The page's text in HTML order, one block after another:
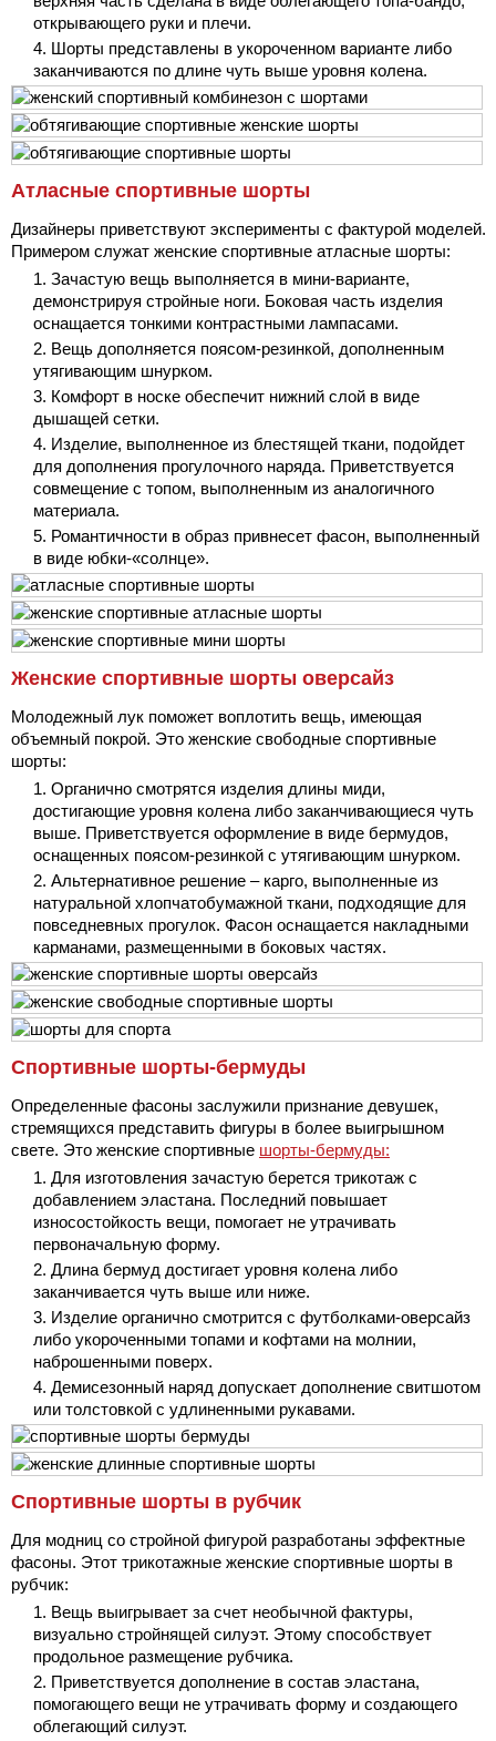
открывающего руки и плечи.
Шорты представлены в укороченном варианте либо
заканчиваются по длине чуть выше уровня колена.
Атласные спортивные шорты
Дизайнеры приветствуют эксперименты с фактурой моделей.
Примером служат женские спортивные атласные шорты:
Зачастую вещь выполняется в мини-варианте,
демонстрируя стройные ноги. Боковая часть изделия
оснащается тонкими контрастными лампасами.
Вещь дополняется поясом-резинкой, дополненным
утягивающим шнурком.
Комфорт в носке обеспечит нижний слой в виде
дышащей сетки.
Изделие, выполненное из блестящей ткани, подойдет
для дополнения прогулочного наряда. Приветствуется
совмещение с топом, выполненным из аналогичного
материала.
Романтичности в образ привнесет фасон, выполненный
в виде юбки-«солнце».
Женские спортивные шорты оверсайз
Молодежный лук поможет воплотить вещь, имеющая
объемный покрой. Это женские свободные спортивные
шорты:
Органично смотрятся изделия длины миди,
достигающие уровня колена либо заканчивающиеся чуть
выше. Приветствуется оформление в виде бермудов,
оснащенных поясом-резинкой с утягивающим шнурком.
Альтернативное решение – карго, выполненные из
натуральной хлопчатобумажной ткани, подходящие для
повседневных прогулок. Фасон оснащается накладными
карманами, размещенными в боковых частях.
Спортивные шорты-бермуды
Определенные фасоны заслужили признание девушек,
стремящихся представить фигуры в более выигрышном
свете. Это женские спортивные шорты-бермуды:
Для изготовления зачастую берется трикотаж с
добавлением эластана. Последний повышает
износостойкость вещи, помогает не утрачивать
первоначальную форму.
Длина бермуд достигает уровня колена либо
заканчивается чуть выше или ниже.
Изделие органично смотрится с футболками-оверсайз
либо укороченными топами и кофтами на молнии,
наброшенными поверх.
Демисезонный наряд допускает дополнение свитшотом
или толстовкой с удлиненными рукавами.
Спортивные шорты в рубчик
Для модниц со стройной фигурой разработаны эффектные
фасоны. Этот трикотажные женские спортивные шорты в
рубчик:
Вещь выигрывает за счет необычной фактуры,
визуально стройнящей силуэт. Этому способствует
продольное размещение рубчика.
Приветствуется дополнение в состав эластана,
помогающего вещи не утрачивать форму и создающего
облегающий силуэт.